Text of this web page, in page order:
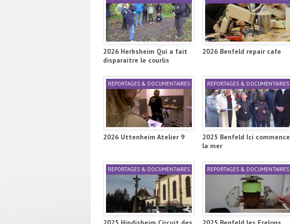
2026 Herbsheim Qui a fait
disparaitre le courlis
2026 Benfeld repair cafe
REPORTAGES & DOCUMENTAIRES
2026 Uttenheim Atelier 9
REPORTAGES & DOCUMENTAIRES
2025 Benfeld Ici commence
la mer
REPORTAGES & DOCUMENTAIRES REPORTAGES & DOCUMENTAIRES